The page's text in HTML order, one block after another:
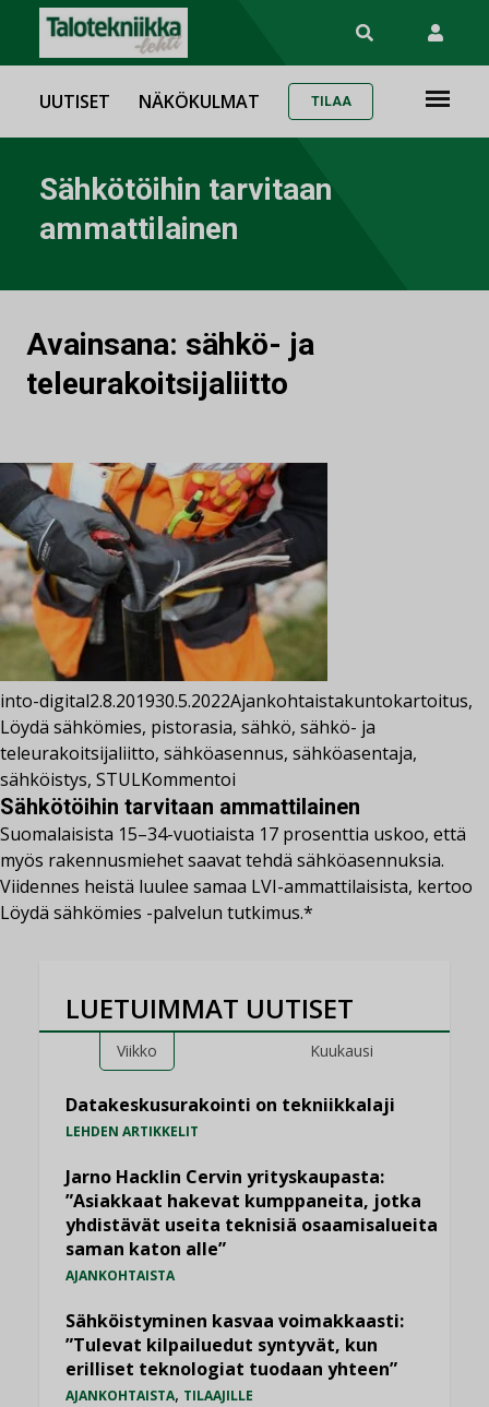
UUTISET NÄKÖKULMAT TILAA
Sähkötöihin tarvitaan
ammattilainen
Avainsana: sähkö- ja
teleurakoitsijaliitto
into-digital2.8.201930.5.2022Ajankohtaistakuntokartoitus,
Löydä sähkömies, pistorasia, sähkö, sähkö- ja
teleurakoitsijaliitto, sähköasennus, sähköasentaja,
sähköistys, STULKommentoi
Sähkötöihin tarvitaan ammattilainen
Suomalaisista 15–34-vuotiaista 17 prosenttia uskoo, että
myös rakennusmiehet saavat tehdä sähköasennuksia.
Viidennes heistä luulee samaa LVI-ammattilaisista, kertoo
Löydä sähkömies -palvelun tutkimus.*
LUETUIMMAT UUTISET
Viikko Kuukausi
Datakeskusurakointi on tekniikkalaji
LEHDEN ARTIKKELIT
Jarno Hacklin Cervin yrityskaupasta:
”Asiakkaat hakevat kumppaneita, jotka
yhdistävät useita teknisiä osaamisalueita
saman katon alle”
AJANKOHTAISTA
Sähköistyminen kasvaa voimakkaasti:
”Tulevat kilpailuedut syntyvät, kun
erilliset teknologiat tuodaan yhteen”
AJANKOHTAISTA, TILAAJILLE